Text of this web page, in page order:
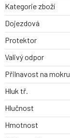
Kategorie zboží
Dojezdová
Protektor
Valivý odpor
Přilnavost na mokru
Hluk tř.
Hlučnost
Hmotnost